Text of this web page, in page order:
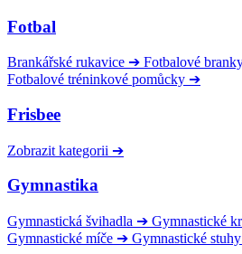
Fotbal
Brankářské rukavice ➔ Fotbalové
Fotbalové tréninkové pomůcky ➔
Frisbee
Zobrazit kategorii ➔
Gymnastika
Gymnastická švihadla ➔ Gymnastické
Gymnastické míče ➔ Gymnastické stuhy